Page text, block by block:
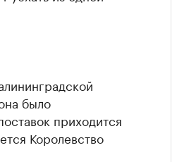
было
приходится
Королевство